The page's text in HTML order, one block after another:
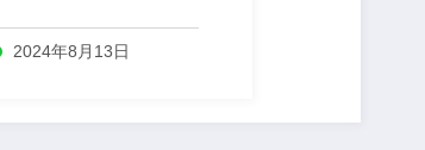
まとめ
2024年8月13日